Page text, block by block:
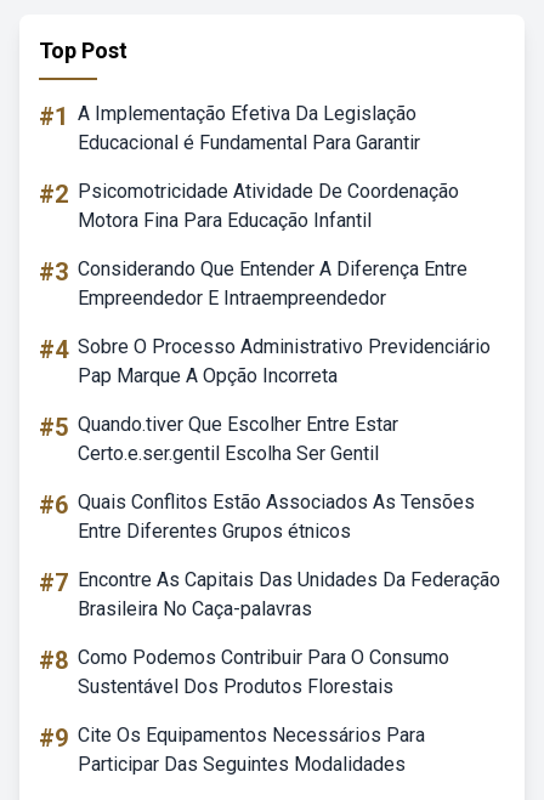
Top Post
#1 A Implementação Efetiva Da Legislação
Educacional é Fundamental Para Garantir
#2 Psicomotricidade Atividade De Coordenação
Motora Fina Para Educação Infantil
#3 Considerando Que Entender A Diferença Entre
Empreendedor E Intraempreendedor
#4 Sobre O Processo Administrativo Previdenciário
Pap Marque A Opção Incorreta
#5 Quando.tiver Que Escolher Entre Estar
Certo.e.ser.gentil Escolha Ser Gentil
#6 Quais Conflitos Estão Associados As Tensões
Entre Diferentes Grupos étnicos
#7 Encontre As Capitais Das Unidades Da Federação
Brasileira No Caça-palavras
#8 Como Podemos Contribuir Para O Consumo
Sustentável Dos Produtos Florestais
#9 Cite Os Equipamentos Necessários Para
Participar Das Seguintes Modalidades